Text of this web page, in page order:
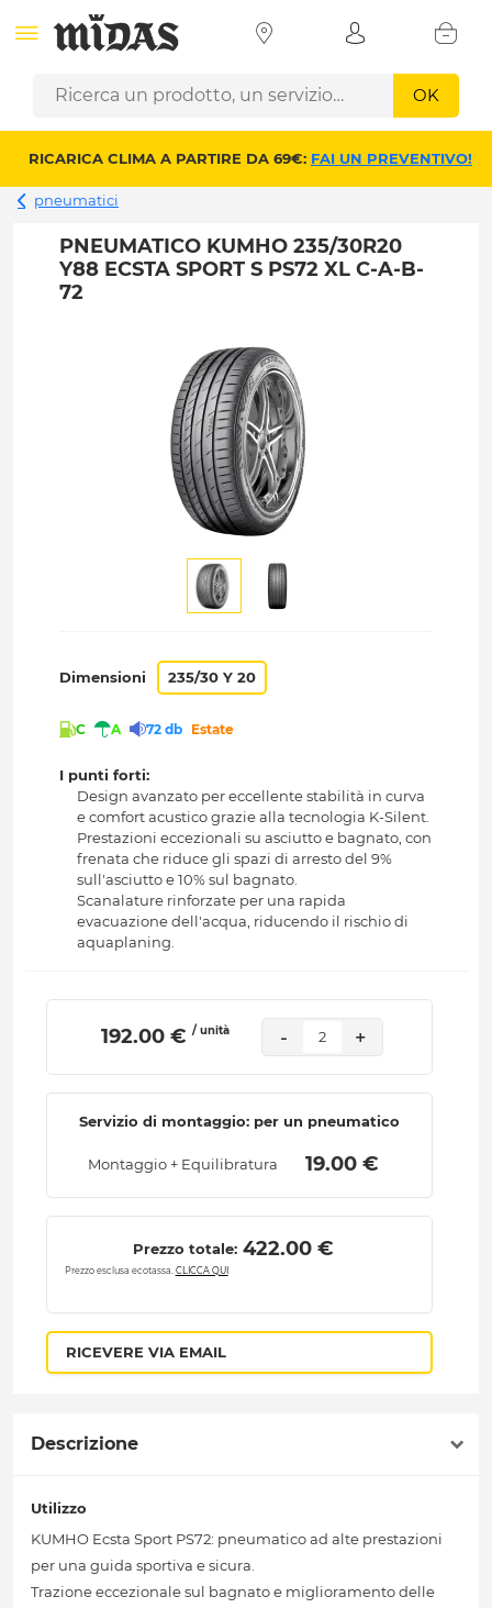
OK
RICARICA CLIMA A PARTIRE DA 69€: FAI UN PREVENTIVO!
pneumatici
PNEUMATICO KUMHO 235/30R20
Y88 ECSTA SPORT S PS72 XL C-A-B-
72
Dimensioni 235/30 Y 20
C A 72 db Estate
I punti forti:
Design avanzato per eccellente stabilità in curva
e comfort acustico grazie alla tecnologia K-Silent.
Prestazioni eccezionali su asciutto e bagnato, con
frenata che riduce gli spazi di arresto del 9%
sull'asciutto e 10% sul bagnato.
Scanalature rinforzate per una rapida
evacuazione dell'acqua, riducendo il rischio di
aquaplaning.
192.00 € / unità - 2 +
Servizio di montaggio: per un pneumatico
Montaggio + Equilibratura 19.00 €
Prezzo totale: 422.00 €
Prezzo esclusa ecotassa. CLICCA QUI
RICEVERE VIA EMAIL
Descrizione
Utilizzo
KUMHO Ecsta Sport PS72: pneumatico ad alte prestazioni
per una guida sportiva e sicura.
Trazione eccezionale sul bagnato e miglioramento delle